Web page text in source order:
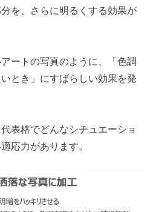
を、さらに明るくする効果が
ートの写真のように、「色調
とき」にすばらしい効果を発
表格でどんなシチュエーショ
応力があります。